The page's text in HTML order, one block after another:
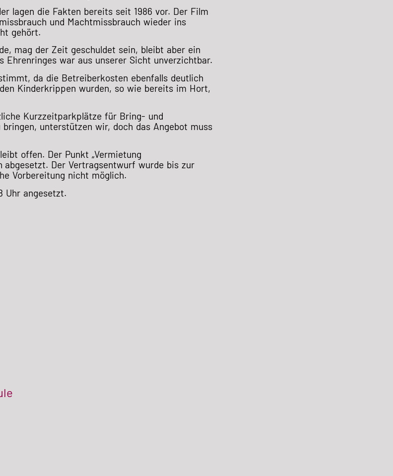
lagen die Fakten bereits seit 1986 vor. Der Film
und Machtmissbrauch wieder ins
gehört.
mag der Zeit geschuldet sein, bleibt aber ein
Ehrenringes war aus unserer Sicht unverzichtbar.
da die Betreiberkosten ebenfalls deutlich
Kinderkrippen wurden, so wie bereits im Hort,
Kurzzeitparkplätze für Bring- und
unterstützen wir, doch das Angebot muss
offen. Der Punkt „Vermietung
abgesetzt. Der Vertragsentwurf wurde bis zur
Vorbereitung nicht möglich.
Uhr angesetzt.